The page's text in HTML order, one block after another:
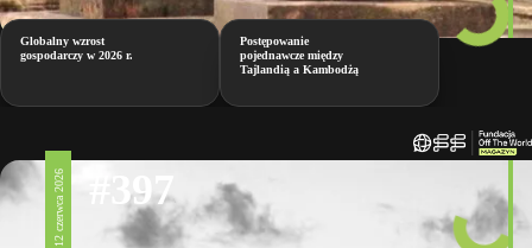
Globalny wzrost
gospodarczy w 2026 r.
Postępowanie
pojednawcze między
Tajlandią a Kambodżą
12 czerwca 2026 #397